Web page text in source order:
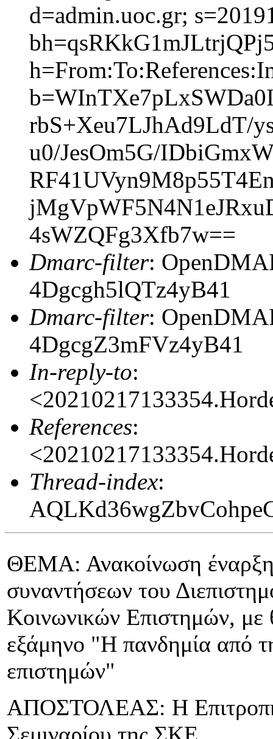
d=admin.uoc.gr;
rbS+Xeu7LJhAd9LdT/
u0/JesOm5G/
4sWZQFg3Xfb7w==
Dmarc-filter:
4Dgcgh5lQTz4yB41
Dmarc-filter:
4DgcgZ3mFVz4yB41
In-reply-to:
References:
Thread-index:
ΘΕΜΑ: Ανακοίνωση
συναντήσεων του
Κοινωνικών Επιστημών, με
εξάμηνο "Η πανδημία από
επιστημών"
ΑΠΟΣΤΟΛΕΑΣ: Η Επιτροπή